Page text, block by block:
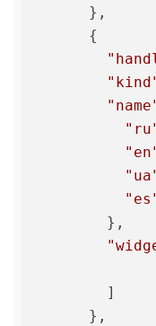
      },
      {
        },
        ]
      },